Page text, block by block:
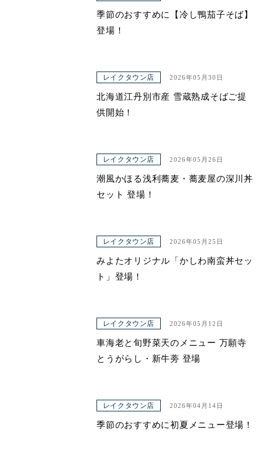
季節のおすすめに【冷し鴨茄子そば】
登場！
レイクタウン店 2026年05月30日
北海道江丹別市産 雪蔵熟成そばご提
供開始！
レイクタウン店 2026年05月26日
潮風かほる浅利蕎麦・蕎麦屋の深川丼
セット 登場！
レイクタウン店 2026年05月25日
みよたオリジナル「かしわ南蛮丼セッ
ト」登場！
レイクタウン店 2026年05月12日
車海老と旬野菜天のメニュー 万願寺
とうがらし・新牛蒡 登場
レイクタウン店 2026年04月14日
季節のおすすめに初夏メニュー登場！